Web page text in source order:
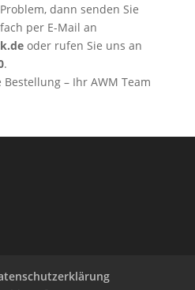
dann senden Sie
per E-Mail an
oder rufen Sie uns an
.
– Ihr AWM Team